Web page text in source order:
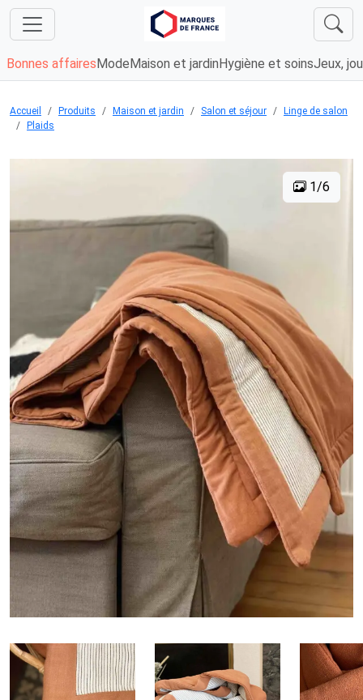
Bonnes affaires Mode Maison et jardin Hygiène et soinsJeux,
Accueil Produits Maison et jardin Salon et séjour
Linge de salon
Plaids
1/6